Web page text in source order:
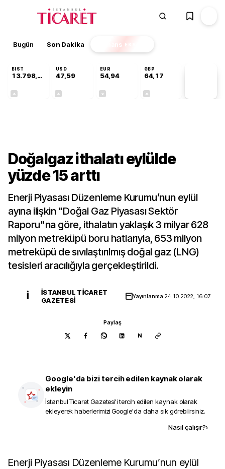
Bugün Son Dakika Finans EKSTRA
BIST
13.798,82
USD
47,59
EUR
54,94
GBP
64,17
Doğalgaz ithalatı eylülde
yüzde 15 arttı
Enerji Piyasası Düzenleme Kurumu’nun eylül
ayına ilişkin "Doğal Gaz Piyasası Sektör
Raporu"na göre, ithalatın yaklaşık 3 milyar 628
milyon metreküpü boru hatlarıyla, 653 milyon
metreküpü de sıvılaştırılmış doğal gaz (LNG)
tesisleri aracılığıyla gerçekleştirildi.
İ
İSTANBUL TICARET
GAZETESI
Yayınlanma 24.10.2022, 16:07
Paylaş
N
Google'da bizi tercih edilen kaynak olarak
ekleyin
İstanbul Ticaret Gazetesi'i tercih edilen kaynak olarak
ekleyerek haberlerimizi Google'da daha sık görebilirsiniz.
Nasıl çalışır?›
Enerji Piyasası Düzenleme Kurumu’nun eylül